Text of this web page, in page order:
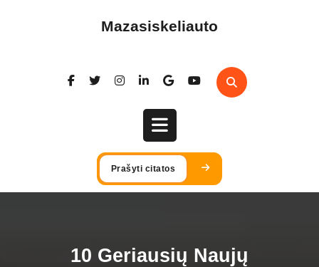
Mazasiskeliauto
Open
Button
Prašyti citatos
10 Geriausių Naujų